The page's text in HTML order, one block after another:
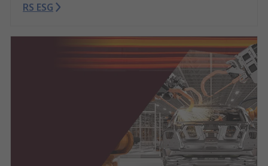
RS ESG